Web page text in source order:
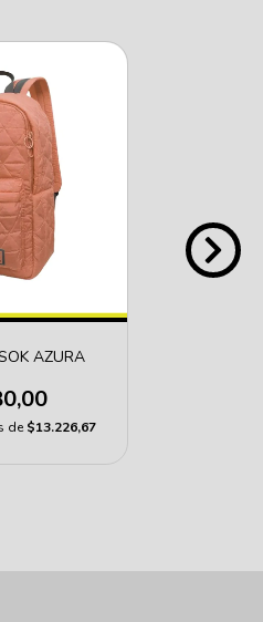
AZURA
de $13.226,67